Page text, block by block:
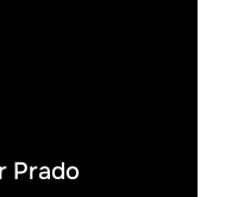
Prado